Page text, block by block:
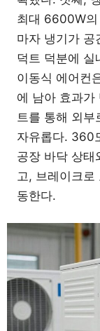
최대 6600W의
마자 냉기가 공
덕트 덕분에 실
이동식 에어컨
에 남아 효과가
트를 통해 외
자유롭다. 360
공장 바닥 상태
고, 브레이크
동한다.